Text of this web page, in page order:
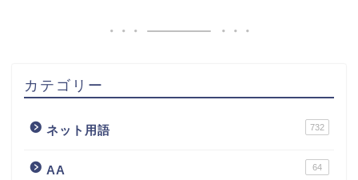
カテゴリー
ネット用語 732
AA 64